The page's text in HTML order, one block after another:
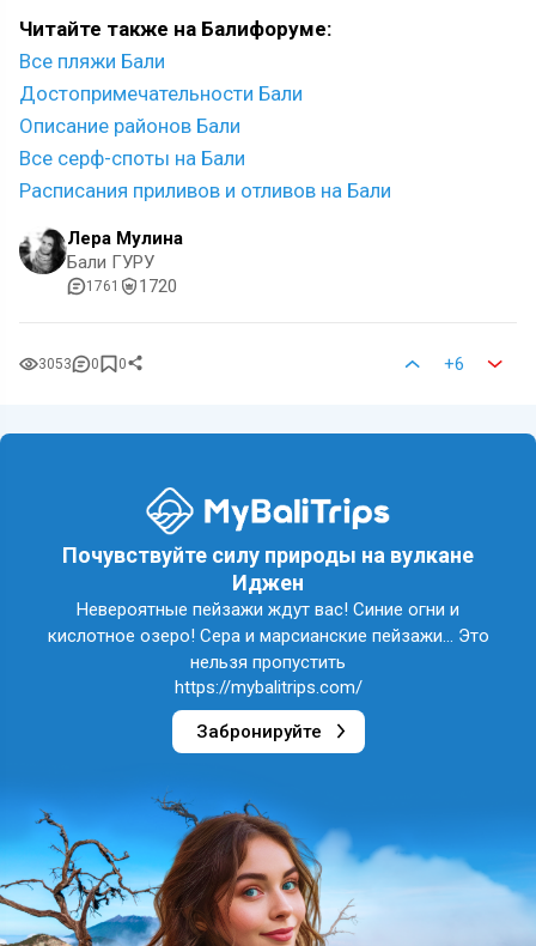
Читайте также на Балифоруме:
Все пляжи Бали
Достопримечательности Бали
Описание районов Бали
Все серф-споты на Бали
Расписания приливов и отливов на Бали
Лера Мулина
Бали ГУРУ
1761 1720
3053 0 0 +6
Почувствуйте силу природы на вулкане
Иджен
Невероятные пейзажи ждут вас! Синие огни и
кислотное озеро! Сера и марсианские пейзажи... Это
нельзя пропустить
https://mybalitrips.com/
Забронируйте